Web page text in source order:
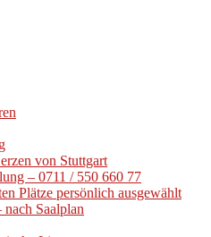
von Stuttgart
– 0711 / 550 660 77
Plätze persönlich ausgewählt
Saalplan